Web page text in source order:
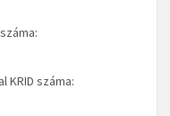
KRID száma: